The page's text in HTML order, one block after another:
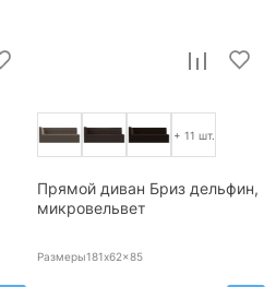
+ 11 шт.
Прямой диван Бриз дельфин,
микровельвет
Размеры181x62x85